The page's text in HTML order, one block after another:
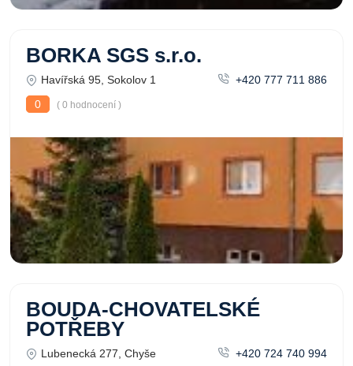
BORKA SGS s.r.o.
Havířská 95, Sokolov 1
+420 777 711 886
0
( 0 hodnocení )
BOUDA-CHOVATELSKÉ
POTŘEBY
Lubenecká 277, Chyše
+420 724 740 994